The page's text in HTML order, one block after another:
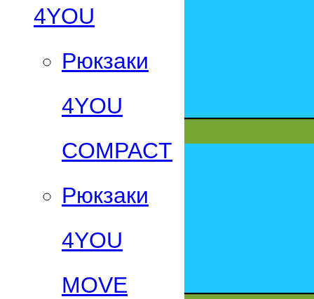
4YOU
Рюкзаки
4YOU
СOMPACT
Рюкзаки
4YOU
MOVE